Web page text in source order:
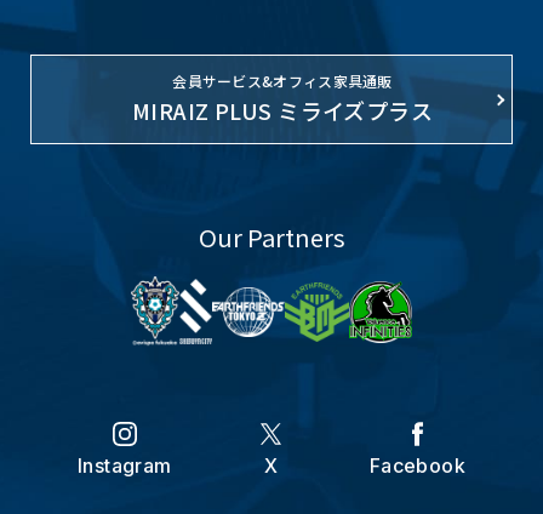
会員サービス&オフィス家具通販
MIRAIZ PLUS ミライズプラス
Our Partners
Instagram X Facebook